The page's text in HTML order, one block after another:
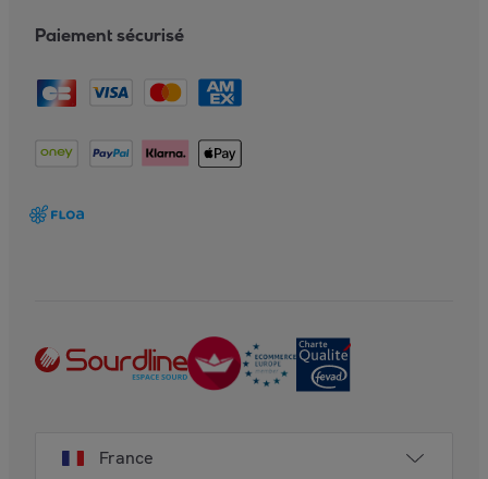
Paiement sécurisé
France